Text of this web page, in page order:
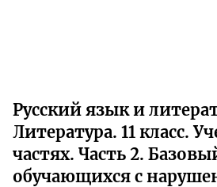
Русский язык и
Литература. 11 класс.
частях. Часть 2.
обучающихся с